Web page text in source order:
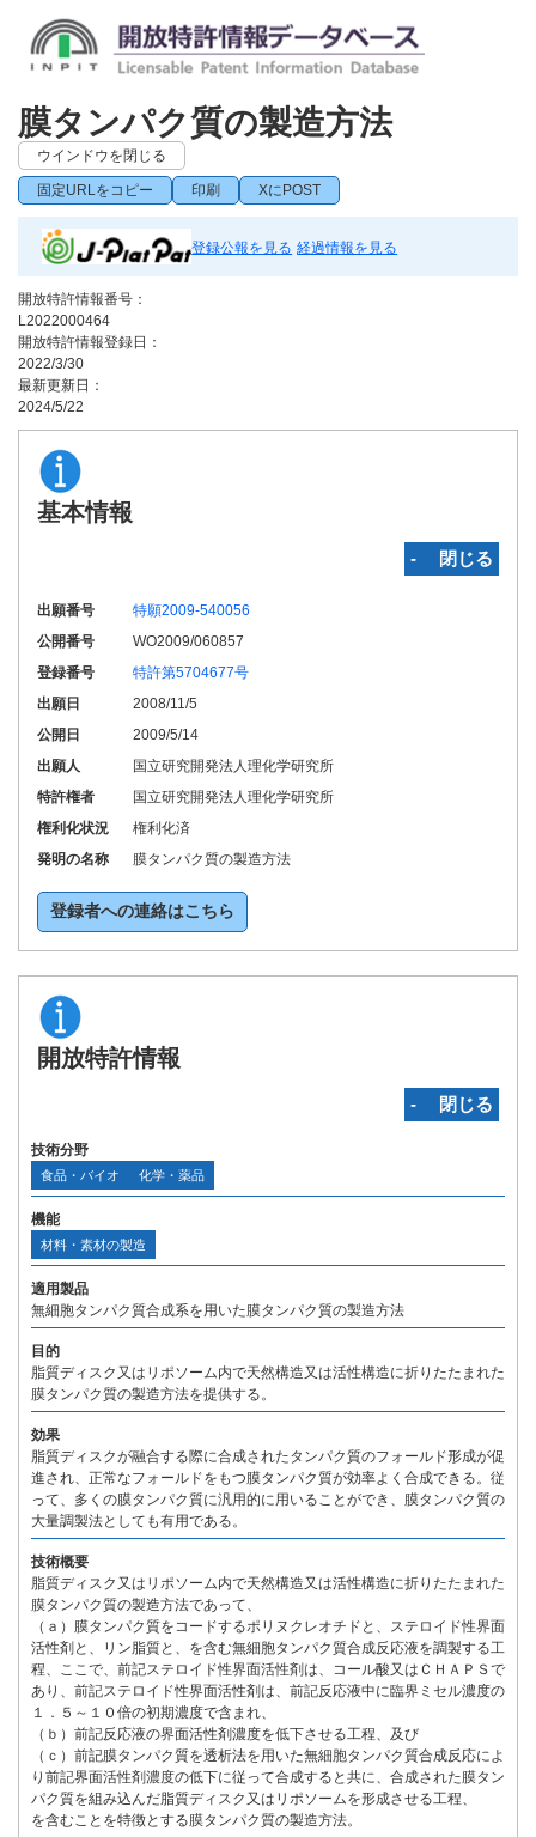
膜タンパク質の製造方法
ウインドウを閉じる
固定URLをコピー 印刷 XにPOST
登録公報を見る 経過情報を見る
開放特許情報番号：
L2022000464
開放特許情報登録日：
2022/3/30
最新更新日：
2024/5/22
基本情報
‐ 閉じる
出願番号
特願2009-540056
公開番号
WO2009/060857
登録番号
特許第5704677号
出願日
2008/11/5
公開日
2009/5/14
出願人
国立研究開発法人理化学研究所
特許権者
国立研究開発法人理化学研究所
権利化状況
権利化済
発明の名称
膜タンパク質の製造方法
登録者への連絡はこちら
開放特許情報
‐ 閉じる
技術分野
食品・バイオ 化学・薬品
機能
材料・素材の製造
適用製品
無細胞タンパク質合成系を用いた膜タンパク質の製造方法
目的
脂質ディスク又はリポソーム内で天然構造又は活性構造に折りたたまれた
膜タンパク質の製造方法を提供する。
効果
脂質ディスクが融合する際に合成されたタンパク質のフォールド形成が促
進され、正常なフォールドをもつ膜タンパク質が効率よく合成できる。従
って、多くの膜タンパク質に汎用的に用いることができ、膜タンパク質の
大量調製法としても有用である。
技術概要
脂質ディスク又はリポソーム内で天然構造又は活性構造に折りたたまれた
膜タンパク質の製造方法であって、
（ａ）膜タンパク質をコードするポリヌクレオチドと、ステロイド性界面
活性剤と、リン脂質と、を含む無細胞タンパク質合成反応液を調製する工
程、ここで、前記ステロイド性界面活性剤は、コール酸又はＣＨＡＰＳで
あり、前記ステロイド性界面活性剤は、前記反応液中に臨界ミセル濃度の
１．５～１０倍の初期濃度で含まれ、
（ｂ）前記反応液の界面活性剤濃度を低下させる工程、及び
（ｃ）前記膜タンパク質を透析法を用いた無細胞タンパク質合成反応によ
り前記界面活性剤濃度の低下に従って合成すると共に、合成された膜タン
パク質を組み込んだ脂質ディスク又はリポソームを形成させる工程、
を含むことを特徴とする膜タンパク質の製造方法。